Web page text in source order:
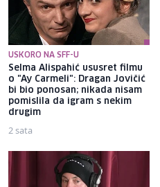
USKORO NA SFF-U
Selma Alispahić ususret filmu
o "Ay Carmeli": Dragan Jovičić
bi bio ponosan; nikada nisam
pomislila da igram s nekim
drugim
2 sata